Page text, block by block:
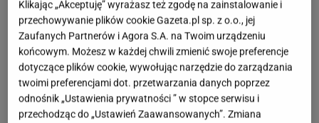
Klikając „Akceptuję” wyrażasz też zgodę na zainstalowanie i
przechowywanie plików cookie Gazeta.pl sp. z o.o., jej
Zaufanych Partnerów i Agora S.A. na Twoim urządzeniu
końcowym. Możesz w każdej chwili zmienić swoje preferencje
dotyczące plików cookie, wywołując narzędzie do zarządzania
twoimi preferencjami dot. przetwarzania danych poprzez
odnośnik „Ustawienia prywatności ” w stopce serwisu i
przechodząc do „Ustawień Zaawansowanych”. Zmiana